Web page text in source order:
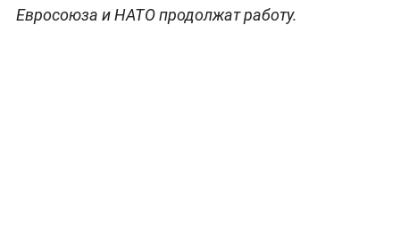
Евросоюза и НАТО продолжат работу.